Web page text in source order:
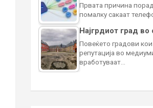
Првата причина
помалку сакаат
Најгрдиот град во
Повеќето градови
репутација во
вработуваат…